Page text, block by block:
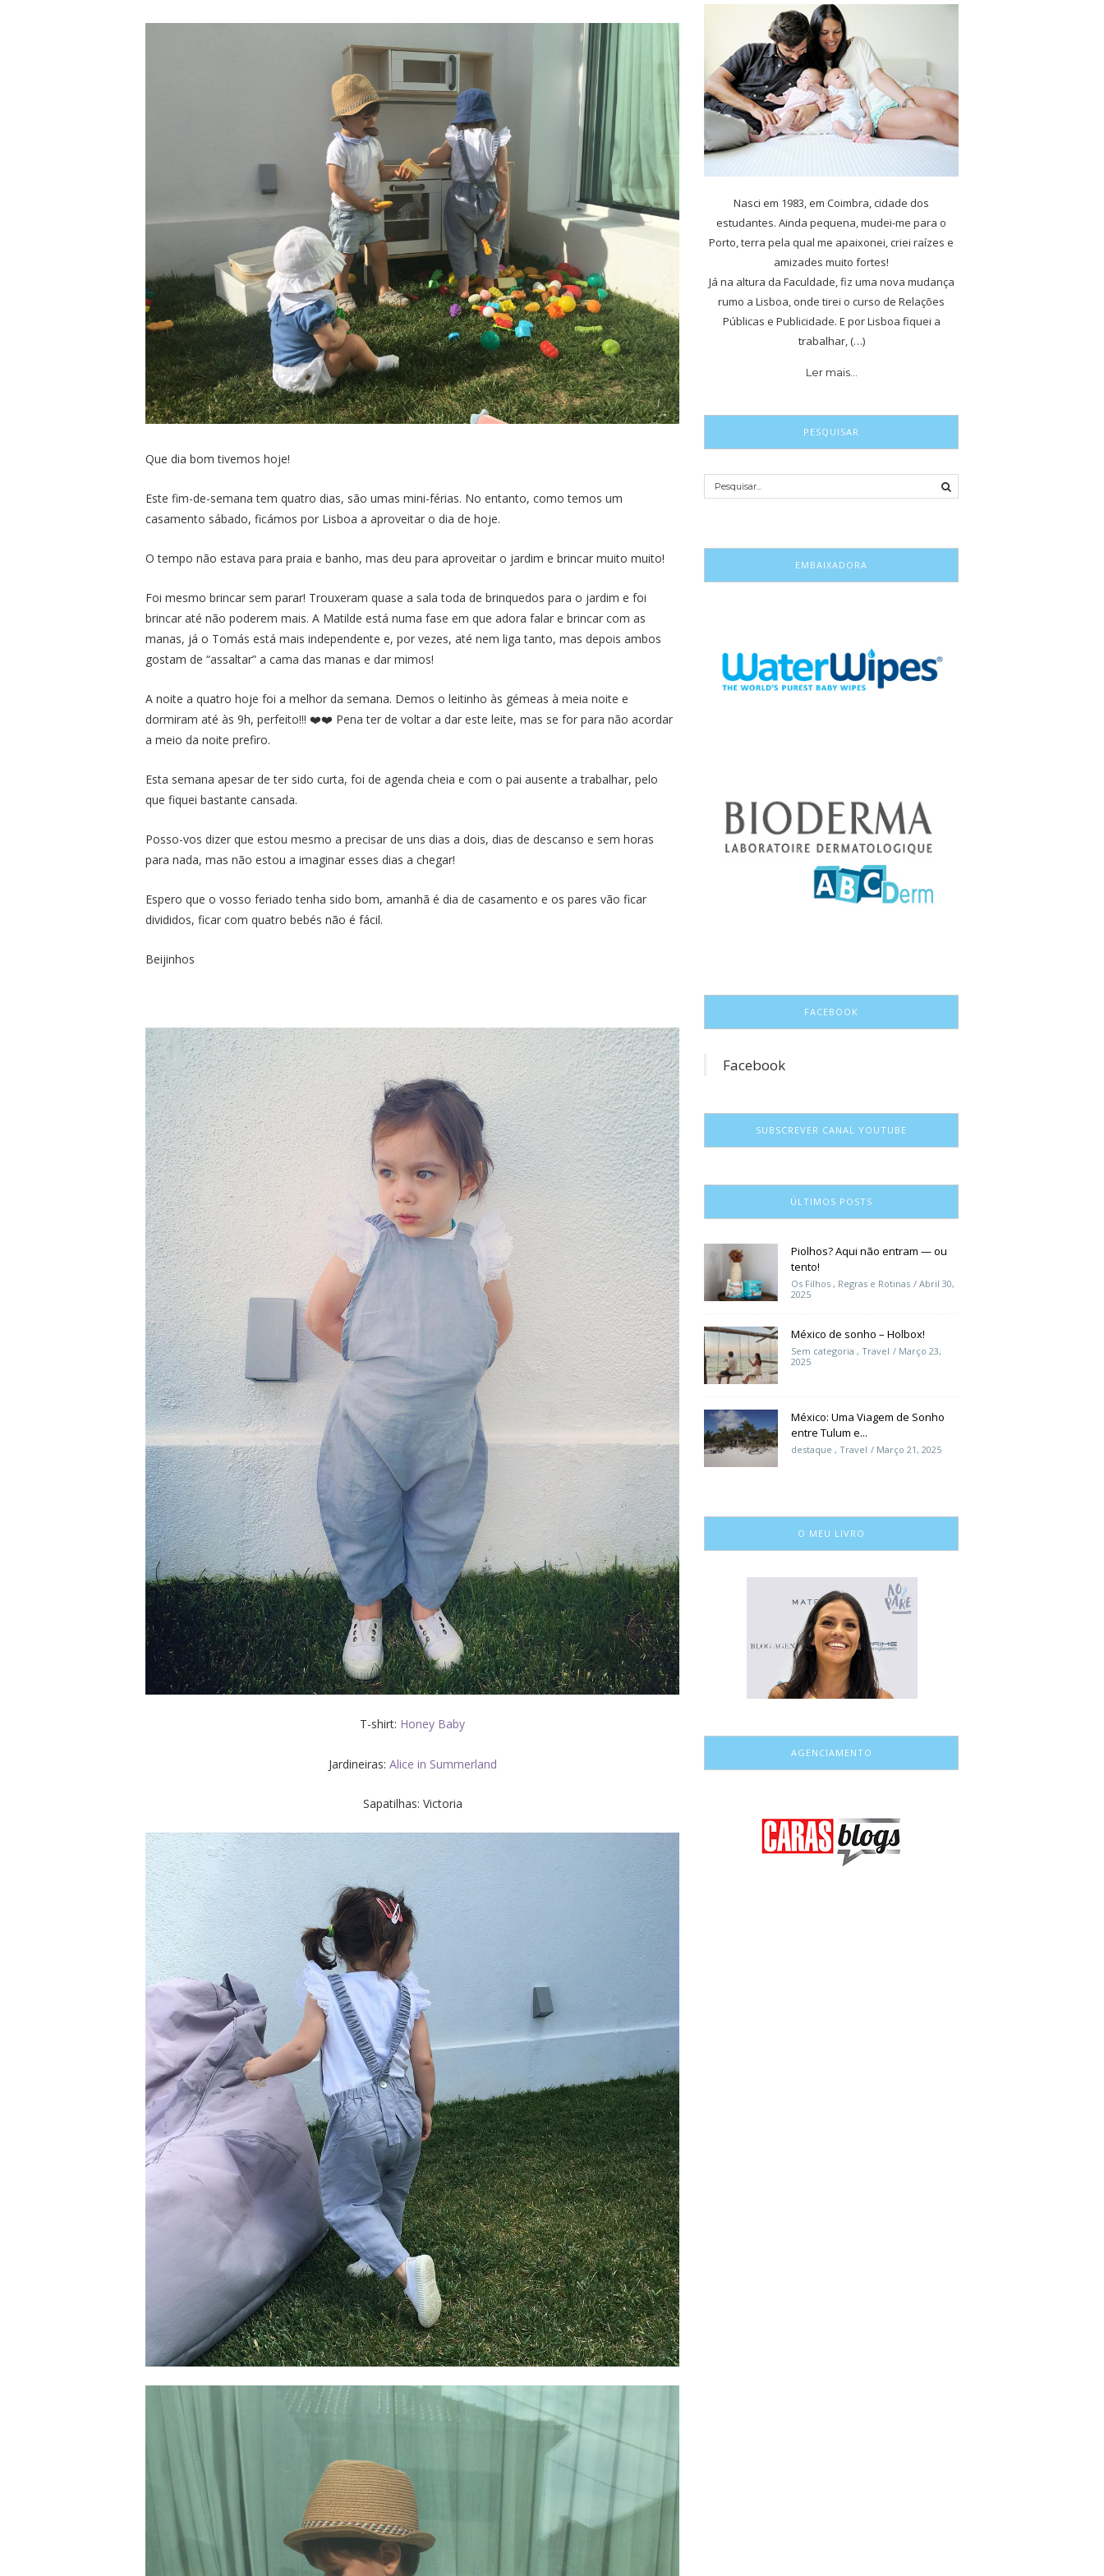
Que dia bom tivemos hoje!
Este fim-de-semana tem quatro dias, são umas mini-férias. No entanto, como temos um
casamento sábado, ficámos por Lisboa a aproveitar o dia de hoje.
O tempo não estava para praia e banho, mas deu para aproveitar o jardim e brincar muito muito!
Foi mesmo brincar sem parar! Trouxeram quase a sala toda de brinquedos para o jardim e foi
brincar até não poderem mais. A Matilde está numa fase em que adora falar e brincar com as
manas, já o Tomás está mais independente e, por vezes, até nem liga tanto, mas depois ambos
gostam de “assaltar” a cama das manas e dar mimos!
A noite a quatro hoje foi a melhor da semana. Demos o leitinho às gémeas à meia noite e
dormiram até às 9h, perfeito!!! ❤️❤️ Pena ter de voltar a dar este leite, mas se for para não acordar
a meio da noite prefiro.
Esta semana apesar de ter sido curta, foi de agenda cheia e com o pai ausente a trabalhar, pelo
que fiquei bastante cansada.
Posso-vos dizer que estou mesmo a precisar de uns dias a dois, dias de descanso e sem horas
para nada, mas não estou a imaginar esses dias a chegar!
Espero que o vosso feriado tenha sido bom, amanhã é dia de casamento e os pares vão ficar
divididos, ficar com quatro bebés não é fácil.
Beijinhos
T-shirt: Honey Baby
Jardineiras: Alice in Summerland
Sapatilhas: Victoria
Nasci em 1983, em Coimbra, cidade dos
estudantes. Ainda pequena, mudei-me para o
Porto, terra pela qual me apaixonei, criei raízes e
amizades muito fortes!
Já na altura da Faculdade, fiz uma nova mudança
rumo a Lisboa, onde tirei o curso de Relações
Públicas e Publicidade. E por Lisboa fiquei a
trabalhar, (…)
Ler mais…
PESQUISAR
EMBAIXADORA
FACEBOOK
Facebook
SUBSCREVER CANAL YOUTUBE
ÚLTIMOS POSTS
Piolhos? Aqui não entram — ou
tento!
Os Filhos , Regras e Rotinas
Abril 30,
2025
México de sonho – Holbox!
Sem categoria , Travel
Março 23,
2025
México: Uma Viagem de Sonho
entre Tulum e...
destaque , Travel Março 21, 2025
O MEU LIVRO
AGENCIAMENTO